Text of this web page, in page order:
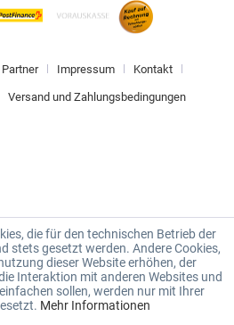
Partner Impressum Kontakt
Versand und Zahlungsbedingungen
die für den technischen Betrieb der
stets gesetzt werden. Andere Cookies,
dieser Website erhöhen, der
Interaktion mit anderen Websites und
sollen, werden nur mit Ihrer
Mehr Informationen